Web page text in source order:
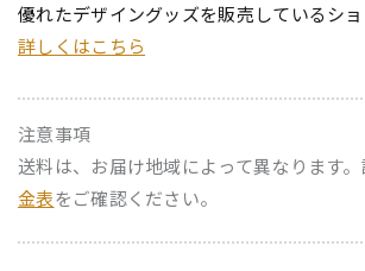
優れたデザイングッズを販売しているショ
詳しくはこちら
注意事項
送料は、お届け地域によって異なります
金表をご確認ください。